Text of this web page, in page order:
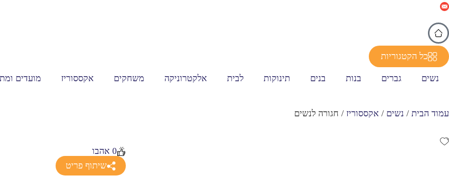
כל הקטגוריות
נשים גברים בנות בנים תינוקות לבית אלקטרוניקה משחקים אקססוריז מועדים
עמוד הבית / נשים / אקססוריז / חגורה לנשים
0 אהבו
שיתוף פריט